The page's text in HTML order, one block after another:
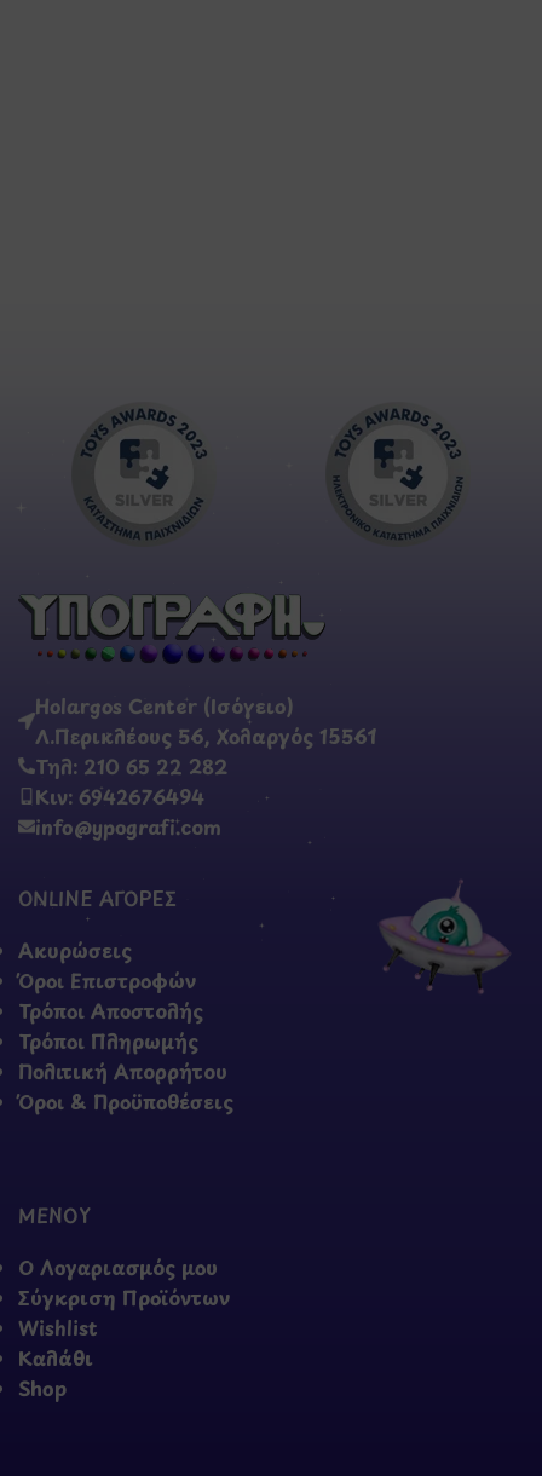
Holargos Center (Ισόγειο)
Λ.Περικλέους 56, Χολαργός 15561
Τηλ: 210 65 22 282
Κιν: 6942676494
info@ypografi.com
ONLINE ΑΓΟΡΕΣ
Ακυρώσεις
Όροι Επιστροφών
Τρόποι Αποστολής
Τρόποι Πληρωμής
Πολιτική Απορρήτου
Όροι & Προϋποθέσεις
ΜΕΝΟΥ
Ο Λογαριασμός μου
Σύγκριση Προϊόντων
Wishlist
Καλάθι
Shop